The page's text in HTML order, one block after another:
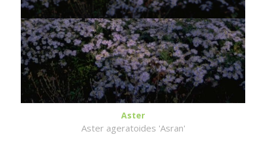
Aster
Aster ageratoides 'Asran'